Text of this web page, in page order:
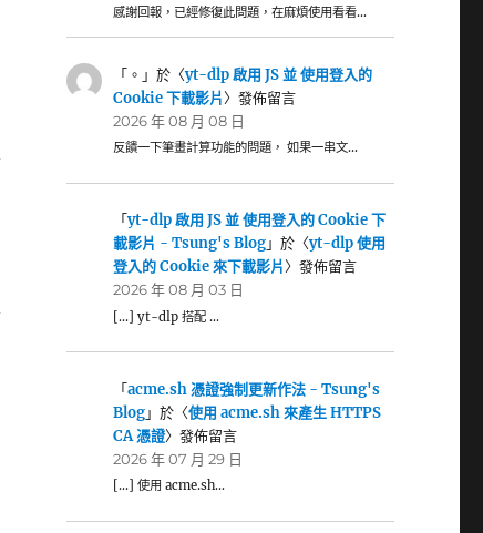
感謝回報，已經修復此問題，在麻煩使用看看…
「 。 」於〈yt-dlp 啟用 JS 並 使用登入的
Cookie 下載影片〉發佈留言
2026 年 08 月 08 日
反饋一下筆畫計算功能的問題， 如果一串文…
「yt-dlp 啟用 JS 並 使用登入的 Cookie 下
載影片 - Tsung's Blog」於〈yt-dlp 使用
登入的 Cookie 來下載影片〉發佈留言
2026 年 08 月 03 日
[…] yt-dlp 搭配 …
「acme.sh 憑證強制更新作法 - Tsung's
Blog」於〈使用 acme.sh 來產生 HTTPS
CA 憑證〉發佈留言
2026 年 07 月 29 日
[…] 使用 acme.sh…